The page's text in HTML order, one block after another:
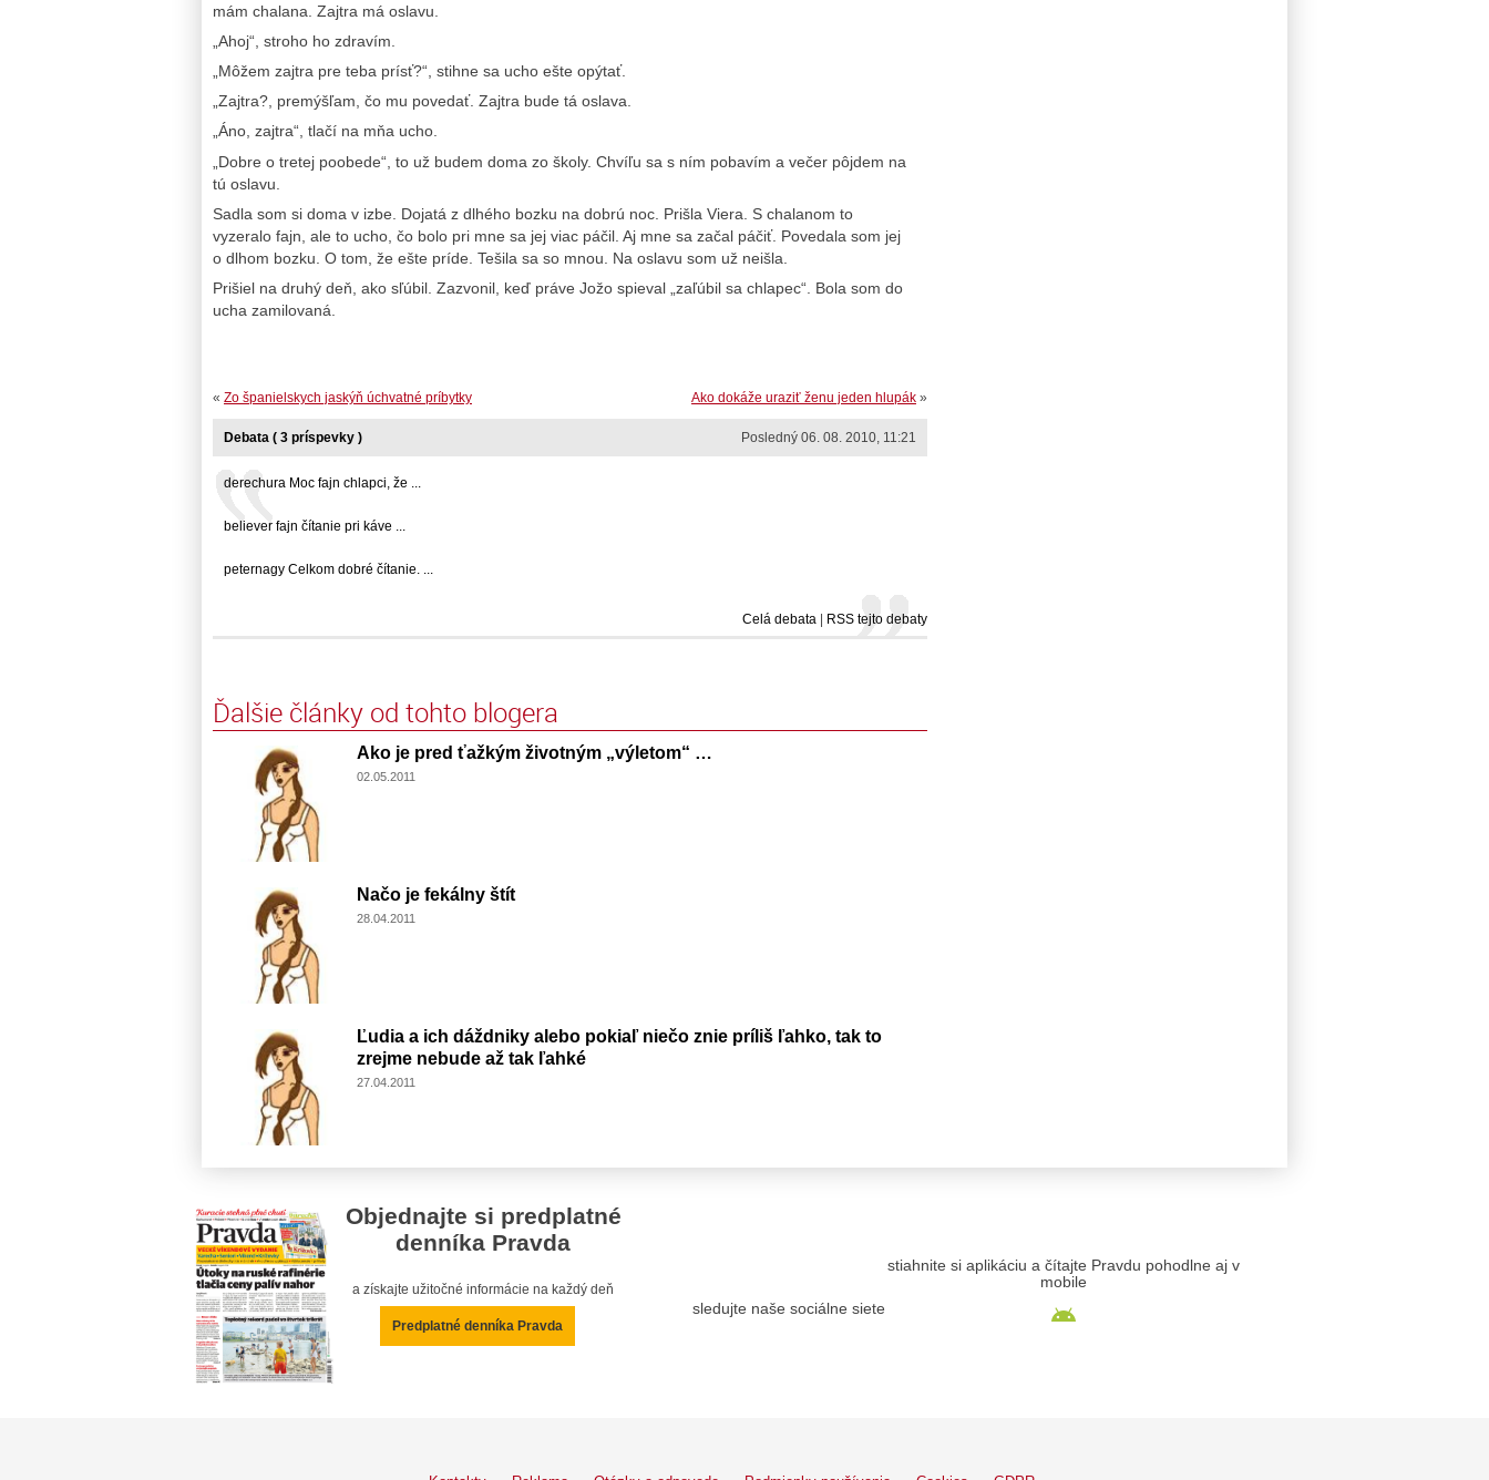
mám chalana. Zajtra má oslavu.
„Ahoj“, stroho ho zdravím.
„Môžem zajtra pre teba prísť?“, stihne sa ucho ešte opýtať.
„Zajtra?, premýšľam, čo mu povedať. Zajtra bude tá oslava.
„Áno, zajtra“, tlačí na mňa ucho.
„Dobre o tretej poobede“, to už budem doma zo školy. Chvíľu sa s ním pobavím a večer pôjdem na
tú oslavu.
Sadla som si doma v izbe. Dojatá z dlhého bozku na dobrú noc. Prišla Viera. S chalanom to
vyzeralo fajn, ale to ucho, čo bolo pri mne sa jej viac páčil. Aj mne sa začal páčiť. Povedala som jej
o dlhom bozku. O tom, že ešte príde. Tešila sa so mnou. Na oslavu som už neišla.
Prišiel na druhý deň, ako sľúbil. Zazvonil, keď práve Jožo spieval „zaľúbil sa chlapec“. Bola som do
ucha zamilovaná.
Ako dokáže uraziť ženu jeden hlupák »
« Zo španielskych jaskýň úchvatné príbytky
Posledný 06. 08. 2010, 11:21
Debata ( 3 príspevky )
derechura Moc fajn chlapci, že ...
believer fajn čítanie pri káve ...
peternagy Celkom dobré čítanie. ...
Celá debata RSS tejto debaty
Ďalšie články od tohto blogera
Ako je pred ťažkým životným „výletom“ …
02.05.2011
Načo je fekálny štít
28.04.2011
Ľudia a ich dáždniky alebo pokiaľ niečo znie príliš ľahko, tak to
zrejme nebude až tak ľahké
27.04.2011
Objednajte si predplatné
denníka Pravda
a získajte užitočné informácie na každý deň
Predplatné denníka Pravda
sledujte naše sociálne siete
stiahnite si aplikáciu a čítajte Pravdu pohodlne aj v
mobile